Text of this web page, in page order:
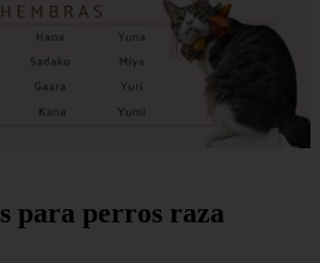
para perros raza